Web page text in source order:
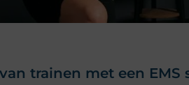
trainen met een EMS